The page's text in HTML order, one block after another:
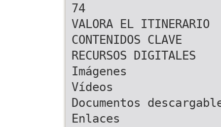
74
VALORA EL ITINERARIO
CONTENIDOS CLAVE
RECURSOS DIGITALES
Imágenes
Vídeos
Documentos
Enlaces